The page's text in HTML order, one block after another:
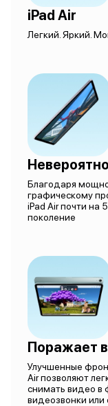
iPad Air
Легкий. Яркий.
Благодаря
графическому
iPad Air почти на
поколение
Поражает
Улучшенные
Air позволяют
снимать видео в
видеозвонки или